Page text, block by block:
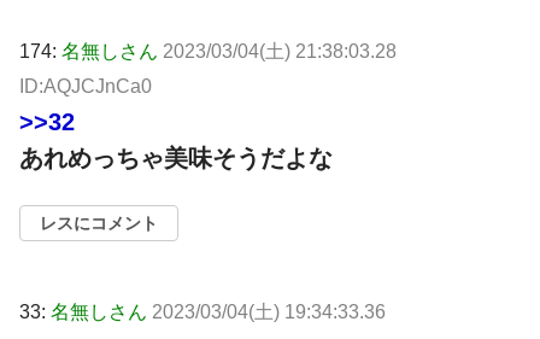
174: 名無しさん 2023/03/04(土) 21:38:03.28
ID:AQJCJnCa0
>>32
あれめっちゃ美味そうだよな
レスにコメント
33: 名無しさん 2023/03/04(土) 19:34:33.36